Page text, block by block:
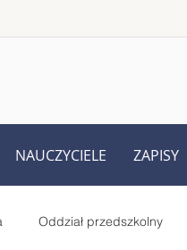
NAUCZYCIELE ZAPISY
Oddział przedszkolny